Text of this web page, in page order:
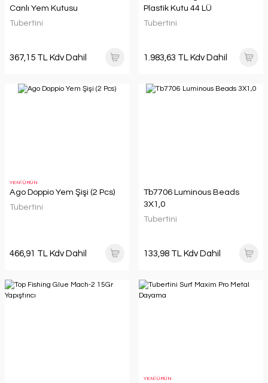
Canlı Yem Kutusu
Tubertini
367,15 TL Kdv Dahil
Plastik Kutu 44 LÜ
Tubertini
1.983,63 TL Kdv Dahil
YENİ ÜRÜN
Ago Doppio Yem Şişi (2 Pcs)
Tubertini
466,91 TL Kdv Dahil
Tb7706 Luminous Beads
3X1,0
Tubertini
133,98 TL Kdv Dahil
YENİ ÜRÜN